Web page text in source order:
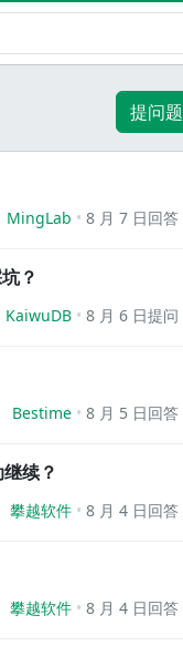
提问题
MingLab 8 月 7 日回答
？
KaiwuDB 8 月 6 日提问
Bestime 8 月 5 日回答
续？
攀越软件 8 月 4 日回答
攀越软件 8 月 4 日回答